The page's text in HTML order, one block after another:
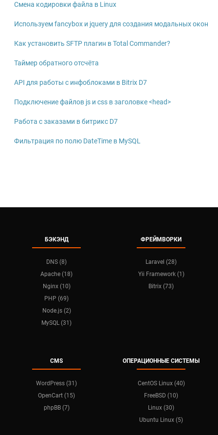
Смена кодировки файла в Linux
Используем fancybox и jquery для создания модальных окон
Как установить SFTP плагин в Total Commander?
Таймер обратного отсчёта
API для работы с инфоблоками в Bitrix D7
Подключение файлов js и css в заголовке <head>
Работа с заказами в битрикс D7
Фильтрация по полю DateTime в MySQL
БЭКЭНД
DNS (8)
Apache (18)
Nginx (10)
PHP (69)
Node.js (2)
MySQL (31)
ФРЕЙМВОРКИ
Laravel (28)
Yii Framework (1)
Bitrix (73)
CMS
WordPress (31)
OpenCart (15)
phpBB (7)
ОПЕРАЦИОННЫЕ СИСТЕМЫ
CentOS Linux (40)
FreeBSD (10)
Linux (30)
Ubuntu Linux (5)